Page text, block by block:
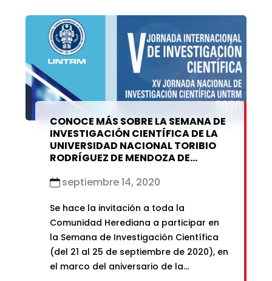
de bajos y medianos ingresos se
dividen en cuatro niveles: I) maestría; II)
doctorado (PhD) o recién graduado del
doctorado (PhD); III) intermedio; IV)
investigador establecido.
CONOCE MÁS SOBRE LA SEMANA DE
INVESTIGACIÓN CIENTÍFICA DE LA
UNIVERSIDAD NACIONAL TORIBIO
RODRÍGUEZ DE MENDOZA DE
septiembre 14, 2020
Se hace la invitación a toda la
Comunidad Herediana a participar en
la Semana de Investigación Científica
(del 21 al 25 de septiembre de 2020), en
el marco del aniversario de la